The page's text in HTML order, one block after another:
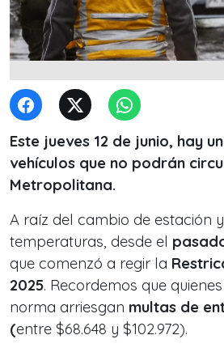
Este jueves 12 de junio, hay
vehículos que no podrán
Metropolitana.
A raíz del cambio de estación
temperaturas, desde el
que comenzó a regir la
2025. Recordemos que
norma arriesgan multas de
(entre $68.648 y $102.972).